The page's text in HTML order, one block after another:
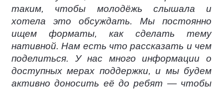
таким, чтобы молодёжь слышала и
хотела это обсуждать. Мы постоянно
ищем форматы, как сделать тему
нативной. Нам есть что рассказать и чем
поделиться. У нас много информации о
доступных мерах поддержки, и мы будем
активно доносить её до ребят — чтобы